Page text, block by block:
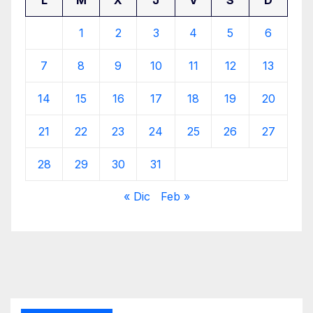
1 2 3 4 5 6
7 8 9 10 11 12 13
14 15 16 17 18 19 20
21 22 23 24 25 26 27
28 29 30 31
« Dic Feb »